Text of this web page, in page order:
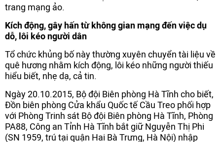
trang mạng ảo.
Kích động, gây hấn từ không gian mạng đến việc dụ
dỗ, lôi kéo người dân
Tổ chức khủng bố này thường xuyên chuyển tài liệu về
quê hương nhằm kích động, lôi kéo những người thiếu
hiểu biết, nhẹ dạ, cả tin.
Ngày 20.10.2015, Bộ đội Biên phòng Hà Tĩnh cho biết,
Đồn biên phòng Cửa khẩu Quốc tế Cầu Treo phối hợp
với Phòng Trinh sát Bộ đội Biên phòng Hà Tĩnh, Phòng
PA88, Công an Tỉnh Hà Tĩnh bắt giữ Nguyễn Thị Phi
(SN 1959, trú tại quận Hai Bà Trưng, Hà Nội) nhập